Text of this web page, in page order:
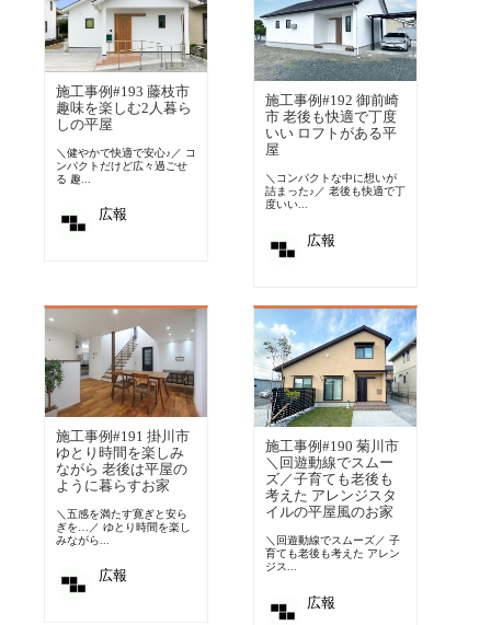
施工事例#193 藤枝市
趣味を楽しむ2人暮ら
しの平屋
＼健やかで快適で安心♪／ コ
ンパクトだけど広々過ごせ
る 趣...
広報
施工事例#192 御前崎
市 老後も快適で丁度
いい ロフトがある平
屋
＼コンパクトな中に想いが
詰まった♪／ 老後も快適で丁
度いい...
広報
施工事例#191 掛川市
ゆとり時間を楽しみ
ながら 老後は平屋の
ように暮らすお家
＼五感を満たす寛ぎと安ら
ぎを…／ ゆとり時間を楽し
みながら...
広報
施工事例#190 菊川市
＼回遊動線でスムー
ズ／子育ても老後も
考えた アレンジスタ
イルの平屋風のお家
＼回遊動線でスムーズ／ 子
育ても老後も考えた アレン
ジス...
広報